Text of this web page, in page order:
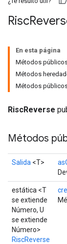
Risc
En esta página
Métodos
Métodos
Métodos
RiscReverse
Métodos
Salida <T>
estática <T
se extiende
Número, U
se extiende
Número>
RiscReverse